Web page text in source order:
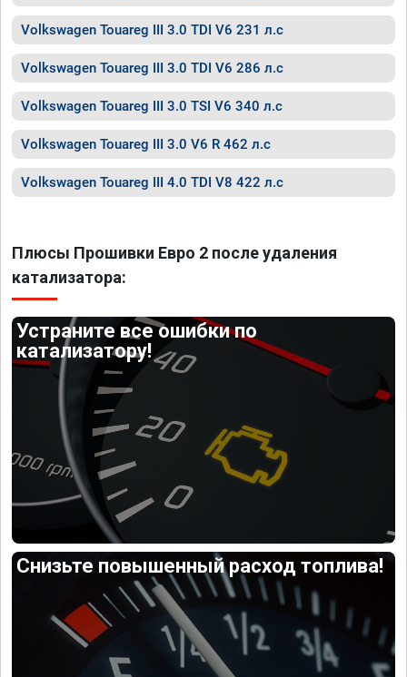
Volkswagen Touareg III 3.0 TDI V6 231 л.с
Volkswagen Touareg III 3.0 TDI V6 286 л.с
Volkswagen Touareg III 3.0 TSI V6 340 л.с
Volkswagen Touareg III 3.0 V6 R 462 л.с
Volkswagen Touareg III 4.0 TDI V8 422 л.с
Плюсы Прошивки Евро 2 после удаления
катализатора:
Устраните все ошибки по
катализатору!
Снизьте повышенный расход топлива!